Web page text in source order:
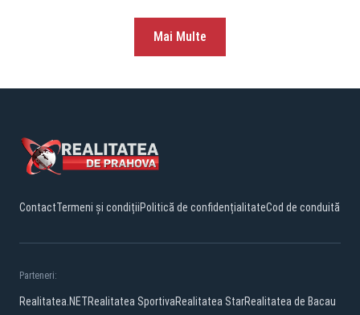
Mai Multe
ContactTermeni și condițiiPolitică de confidențialitateCod de conduită
Parteneri:
Realitatea.NETRealitatea SportivaRealitatea StarRealitatea de Bacau